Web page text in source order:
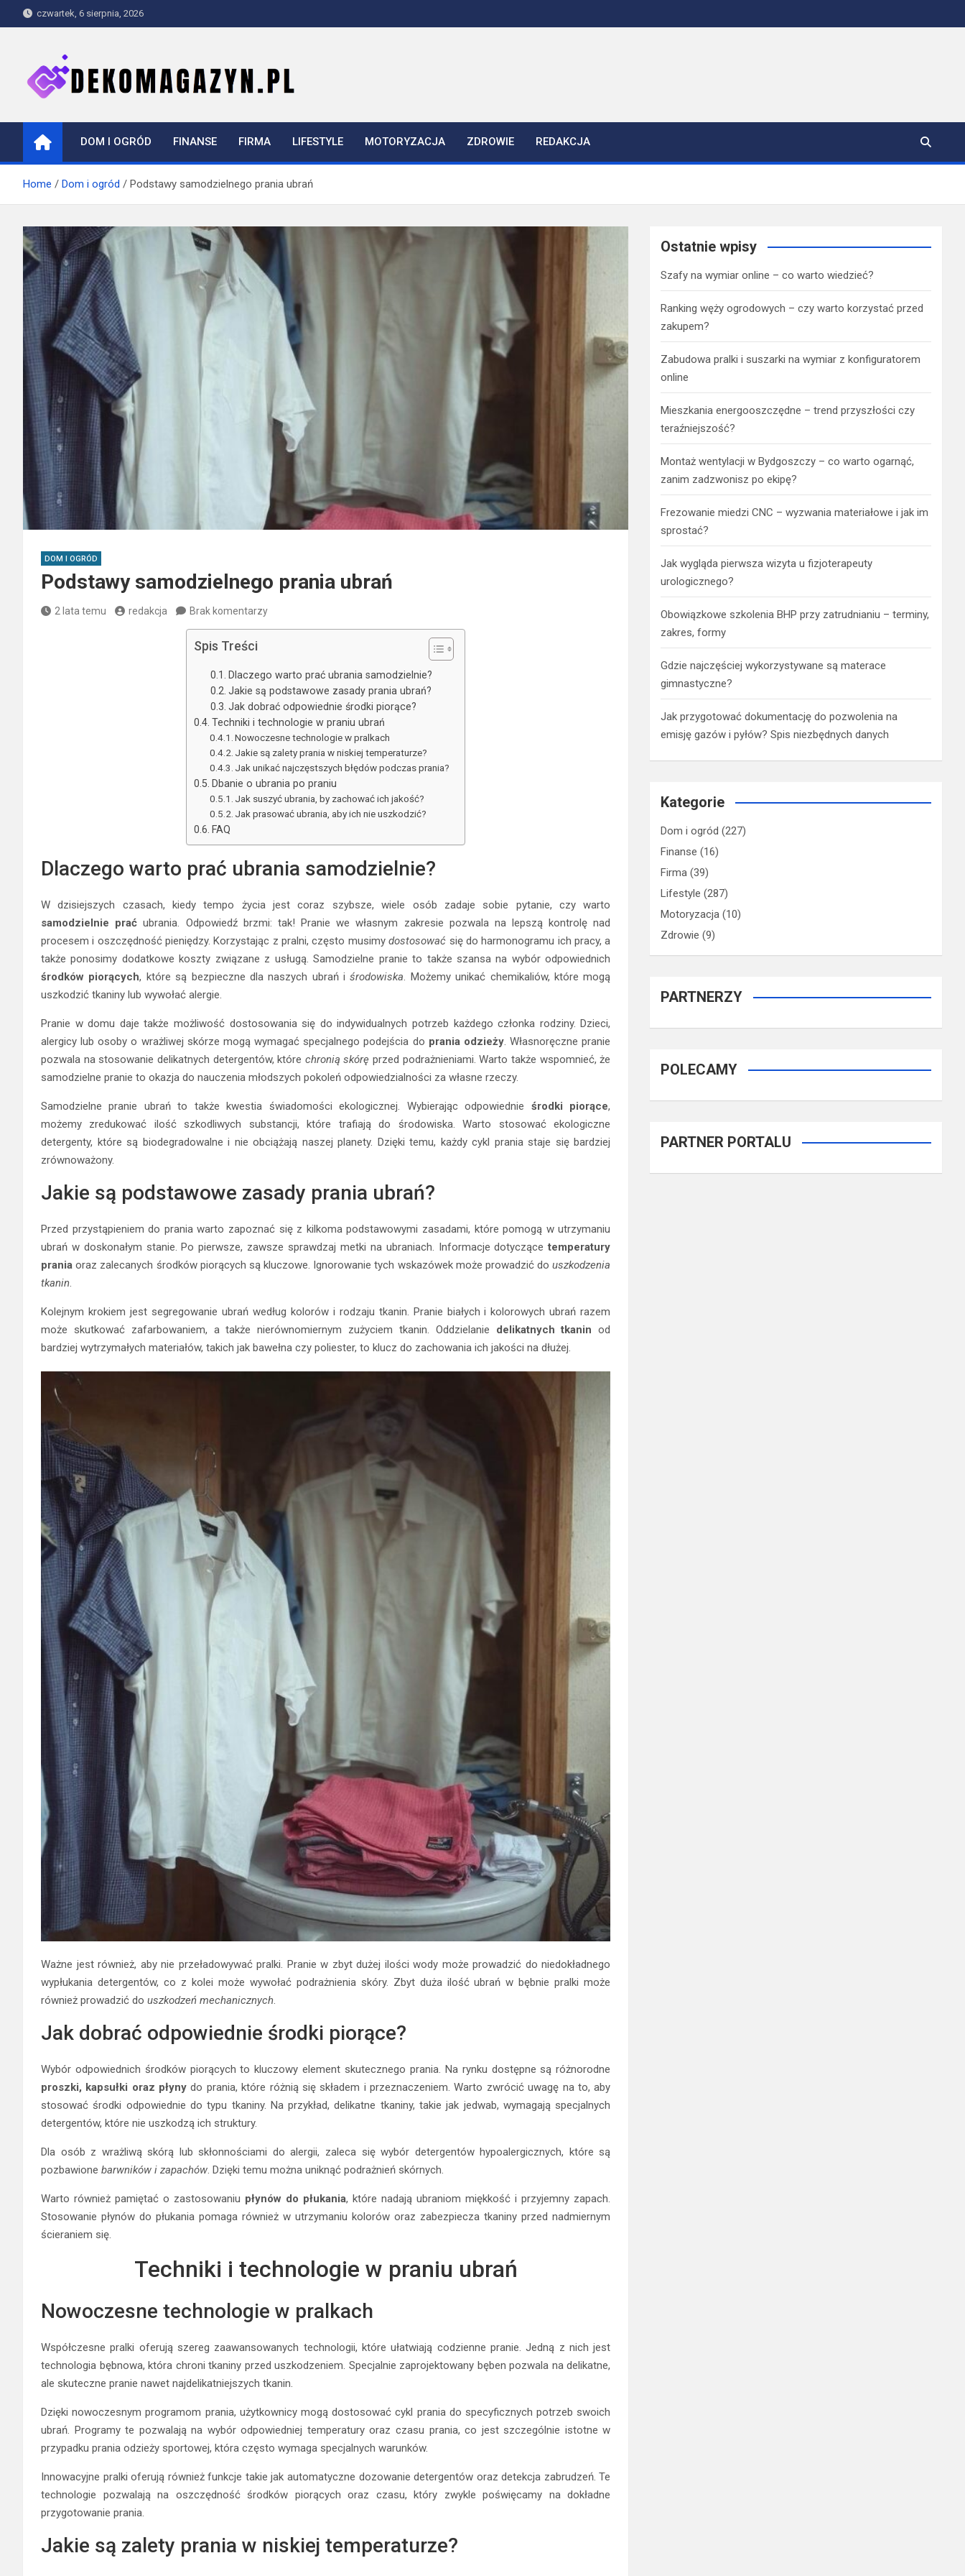
to
czwartek, 6 sierpnia, 2026
dekomagazyn.pl
DOM I OGRÓD FINANSE FIRMA LIFESTYLE MOTORYZACJA ZDROWIE REDAKCJA
Home Dom i ogród Podstawy samodzielnego prania ubrań
DOM I OGRÓD
Podstawy samodzielnego prania ubrań
2 lata temu redakcja Brak komentarzy
Spis Treści
Dlaczego warto prać ubrania samodzielnie?
Jakie są podstawowe zasady prania ubrań?
Jak dobrać odpowiednie środki piorące?
Techniki i technologie w praniu ubrań
Nowoczesne technologie w pralkach
Jakie są zalety prania w niskiej temperaturze?
Jak unikać najczęstszych błędów podczas prania?
Dbanie o ubrania po praniu
Jak suszyć ubrania, by zachować ich jakość?
Jak prasować ubrania, aby ich nie uszkodzić?
FAQ
Dlaczego warto prać ubrania samodzielnie?
W dzisiejszych czasach, kiedy tempo życia jest coraz szybsze, wiele osób zadaje sobie pytanie, czy warto
samodzielnie prać ubrania. Odpowiedź brzmi: tak! Pranie we własnym zakresie pozwala na lepszą kontrolę nad
procesem i oszczędność pieniędzy. Korzystając z pralni, często musimydostosować się do harmonogramu ich pracy, a
także ponosimy dodatkowe koszty związane z usługą. Samodzielne pranie to także szansa na wybór odpowiednich
środków piorących, które są bezpieczne dla naszych ubrań iśrodowiska. Możemy unikać chemikaliów, które mogą
uszkodzić tkaniny lub wywołać alergie.
Pranie w domu daje także możliwość dostosowania się do indywidualnych potrzeb każdego członka rodziny. Dzieci,
alergicy lub osoby o wrażliwej skórze mogą wymagać specjalnego podejścia do prania odzieży. Własnoręczne pranie
pozwala na stosowanie delikatnych detergentów, które chronią skórę przed podrażnieniami. Warto także wspomnieć, że
samodzielne pranie to okazja do nauczenia młodszych pokoleń odpowiedzialności za własne rzeczy.
Samodzielne pranie ubrań to także kwestia świadomości ekologicznej. Wybierając odpowiednie środki piorące,
możemy zredukować ilość szkodliwych substancji, które trafiają do środowiska. Warto stosować ekologiczne
detergenty, które są biodegradowalne i nie obciążają naszej planety. Dzięki temu, każdy cykl prania staje się bardziej
zrównoważony.
Jakie są podstawowe zasady prania ubrań?
Przed przystąpieniem do prania warto zapoznać się z kilkoma podstawowymi zasadami, które pomogą w utrzymaniu
ubrań w doskonałym stanie. Po pierwsze, zawsze sprawdzaj metki na ubraniach. Informacje dotyczącetemperatury
prania oraz zalecanych środków piorących są kluczowe. Ignorowanie tych wskazówek może prowadzić douszkodzenia
tkanin.
Kolejnym krokiem jest segregowanie ubrań według kolorów i rodzaju tkanin. Pranie białych i kolorowych ubrań razem
może skutkować zafarbowaniem, a także nierównomiernym zużyciem tkanin. Oddzielanie delikatnych tkanin od
bardziej wytrzymałych materiałów, takich jak bawełna czy poliester, to klucz do zachowania ich jakości na dłużej.
Ważne jest również, aby nie przeładowywać pralki. Pranie w zbyt dużej ilości wody może prowadzić do niedokładnego
wypłukania detergentów, co z kolei może wywołać podrażnienia skóry. Zbyt duża ilość ubrań w bębnie pralki może
również prowadzić do uszkodzeń mechanicznych.
Jak dobrać odpowiednie środki piorące?
Wybór odpowiednich środków piorących to kluczowy element skutecznego prania. Na rynku dostępne są różnorodne
proszki, kapsułki oraz płyny do prania, które różnią się składem i przeznaczeniem. Warto zwrócić uwagę na to, aby
stosować środki odpowiednie do typu tkaniny. Na przykład, delikatne tkaniny, takie jak jedwab, wymagają specjalnych
detergentów, które nie uszkodzą ich struktury.
Dla osób z wrażliwą skórą lub skłonnościami do alergii, zaleca się wybór detergentów hypoalergicznych, które są
pozbawione barwników i zapachów. Dzięki temu można uniknąć podrażnień skórnych.
Warto również pamiętać o zastosowaniu płynów do płukania, które nadają ubraniom miękkość i przyjemny zapach.
Stosowanie płynów do płukania pomaga również w utrzymaniu kolorów oraz zabezpiecza tkaniny przed nadmiernym
ścieraniem się.
Techniki i technologie w praniu ubrań
Nowoczesne technologie w pralkach
Współczesne pralki oferują szereg zaawansowanych technologii, które ułatwiają codzienne pranie. Jedną z nich jest
technologia bębnowa, która chroni tkaniny przed uszkodzeniem. Specjalnie zaprojektowany bęben pozwala na delikatne,
ale skuteczne pranie nawet najdelikatniejszych tkanin.
Dzięki nowoczesnym programom prania, użytkownicy mogą dostosować cykl prania do specyficznych potrzeb swoich
ubrań. Programy te pozwalają na wybór odpowiedniej temperatury oraz czasu prania, co jest szczególnie istotne w
przypadku prania odzieży sportowej, która często wymaga specjalnych warunków.
Innowacyjne pralki oferują również funkcje takie jak automatyczne dozowanie detergentów oraz detekcja zabrudzeń. Te
technologie pozwalają na oszczędność środków piorących oraz czasu, który zwykle poświęcamy na dokładne
przygotowanie prania.
Jakie są zalety prania w niskiej temperaturze?
Ostatnie wpisy
Szafy na wymiar online – co warto wiedzieć?
Ranking węży ogrodowych – czy warto korzystać przed
zakupem?
Zabudowa pralki i suszarki na wymiar z konfiguratorem
online
Mieszkania energooszczędne – trend przyszłości czy
teraźniejszość?
Montaż wentylacji w Bydgoszczy – co warto ogarnąć,
zanim zadzwonisz po ekipę?
Frezowanie miedzi CNC – wyzwania materiałowe i jak im
sprostać?
Jak wygląda pierwsza wizyta u fizjoterapeuty
urologicznego?
Obowiązkowe szkolenia BHP przy zatrudnianiu – terminy,
zakres, formy
Gdzie najczęściej wykorzystywane są materace
gimnastyczne?
Jak przygotować dokumentację do pozwolenia na
emisję gazów i pyłów? Spis niezbędnych danych
Kategorie
Dom i ogród (227)
Finanse (16)
Firma (39)
Lifestyle (287)
Motoryzacja (10)
Zdrowie (9)
PARTNERZY
POLECAMY
PARTNER PORTALU